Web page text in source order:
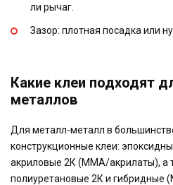
ли рычаг.
Зазор: плотная посадка или
Какие клеи подходят
металлов
Для металл-металл в
конструкционные клеи:
акриловые 2К (ММА/акрилаты), а
полиуретановые 2К и гибридные